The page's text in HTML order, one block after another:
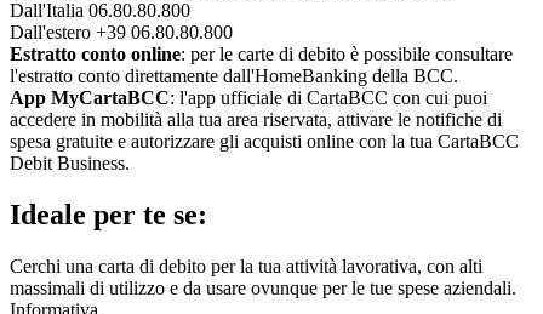
Dall'Italia 06.80.80.800
Dall'estero +39 06.80.80.800
Estratto conto online: per le carte di debito è possibile consultare
l'estratto conto direttamente dall'HomeBanking della BCC.
App MyCartaBCC: l'app ufficiale di CartaBCC con cui puoi
accedere in mobilità alla tua area riservata, attivare le notifiche di
spesa gratuite e autorizzare gli acquisti online con la tua CartaBCC
Debit Business.
Ideale per te se:
Cerchi una carta di debito per la tua attività lavorativa, con alti
massimali di utilizzo e da usare ovunque per le tue spese aziendali.
Informativa